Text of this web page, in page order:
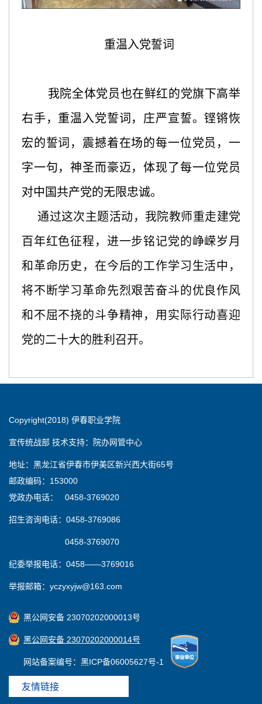
重温入党誓词
我院全体党员也在鲜红的党旗下高举
右手，重温入党誓词，庄严宣誓。铿锵恢
宏的誓词，震撼着在场的每一位党员，一
字一句，神圣而豪迈，体现了每一位党员
对中国共产党的无限忠诚。
通过这次主题活动，我院教师重走建党
百年红色征程，进一步铭记党的峥嵘岁月
和革命历史，在今后的工作学习生活中，
将不断学习革命先烈艰苦奋斗的优良作风
和不屈不挠的斗争精神，用实际行动喜迎
党的二十大的胜利召开。
Copyright(2018) 伊春职业学院
宣传统战部 技术支持：院办网管中心
地址：黑龙江省伊春市伊美区新兴西大街65号
邮政编码：153000
党政办电话： 0458-3769020
招生咨询电话：0458-3769086
0458-3769070
纪委举报电话：0458——3769016
举报邮箱：yczyxyjw@163.com
黑公网安备 23070202000013号
黑公网安备 23070202000014号
网站备案编号：黑ICP备06005627号-1
友情链接